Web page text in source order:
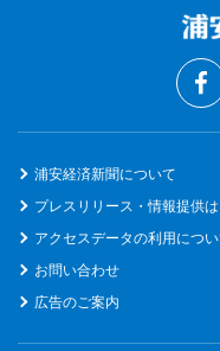
浦安経済新聞について
プレスリリース・情報提供
アクセスデータの利用につ
お問い合わせ
広告のご案内